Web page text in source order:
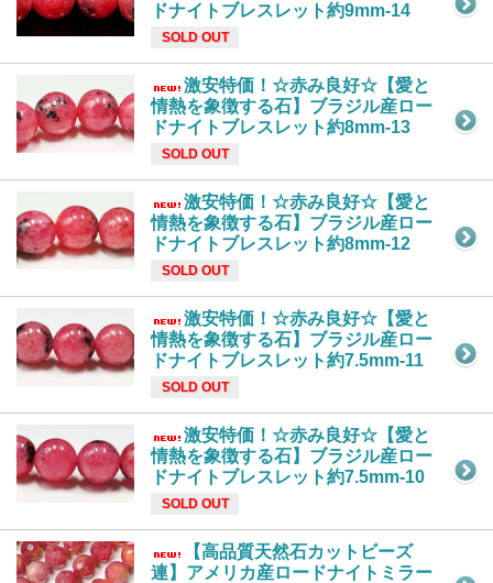
ドナイトブレスレット約9mm-14
SOLD OUT
激安特価！☆赤み良好☆【愛と
情熱を象徴する石】ブラジル産ロー
ドナイトブレスレット約8mm-13
SOLD OUT
激安特価！☆赤み良好☆【愛と
情熱を象徴する石】ブラジル産ロー
ドナイトブレスレット約8mm-12
SOLD OUT
激安特価！☆赤み良好☆【愛と
情熱を象徴する石】ブラジル産ロー
ドナイトブレスレット約7.5mm-11
SOLD OUT
激安特価！☆赤み良好☆【愛と
情熱を象徴する石】ブラジル産ロー
ドナイトブレスレット約7.5mm-10
SOLD OUT
【高品質天然石カットビーズ
連】アメリカ産ロードナイトミラー